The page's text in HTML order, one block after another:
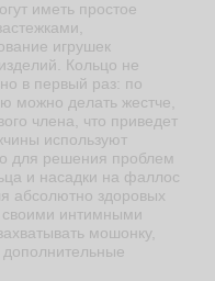
иметь простое
игрушек
Кольцо не
в первый раз: по
можно делать жестче,
члена, что приведет
используют
для решения проблем
и насадки на фаллос
абсолютно здоровых
своими интимными
мошонку,
дополнительные